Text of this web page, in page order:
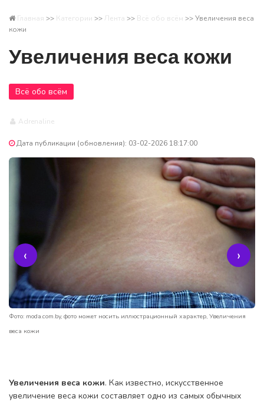
Главная >> Категории >> Лента >> Всё обо всём >>Увеличения веса
кожи
Увеличения веса кожи
Всё обо всём
Adrenaline
Дата публикации (обновления): 03-02-2026 18:17:00
Фото: moda.com.by, фото может носить иллюстрационный характер, Увеличения
веса кожи
‹ ›
Увеличения веса кожи. Как известно, искусственное
увеличение веса кожи составляет одно из самых обычных